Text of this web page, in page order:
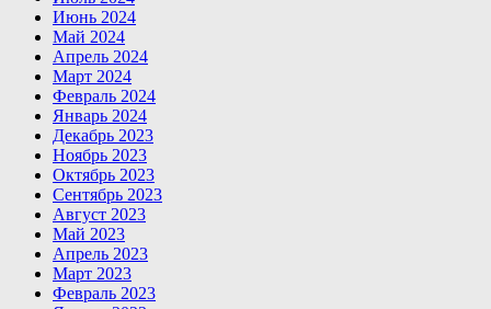
Июнь 2024
Май 2024
Апрель 2024
Март 2024
Февраль 2024
Январь 2024
Декабрь 2023
Ноябрь 2023
Октябрь 2023
Сентябрь 2023
Август 2023
Май 2023
Апрель 2023
Март 2023
Февраль 2023